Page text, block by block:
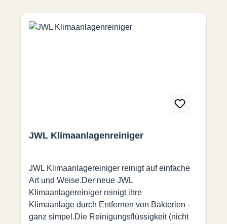
JWL Klimaanlagenreiniger
JWL Klimaanlagereiniger reinigt auf einfache
Art und Weise.Der neue JWL
Klimaanlagereiniger reinigt ihre
Klimaanlage durch Entfernen von Bakterien -
ganz simpel.Die Reinigungsflüssigkeit (nicht